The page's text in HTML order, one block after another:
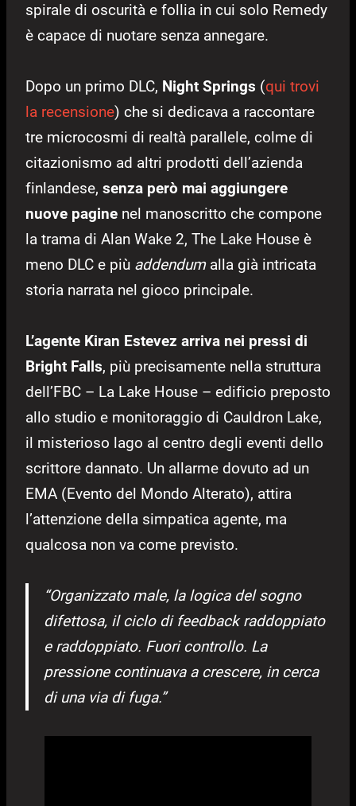
spirale di oscurità e follia in cui solo Remedy
è capace di nuotare senza annegare.
Dopo un primo DLC, Night Springs (qui trovi
la recensione) che si dedicava a raccontare
tre microcosmi di realtà parallele, colme di
citazionismo ad altri prodotti dell’azienda
finlandese, senza però mai aggiungere
nuove pagine nel manoscritto che compone
la trama di Alan Wake 2, The Lake House è
meno DLC e più addendum alla già intricata
storia narrata nel gioco principale.
L’agente Kiran Estevez arriva nei pressi di
Bright Falls, più precisamente nella struttura
dell’FBC – La Lake House – edificio preposto
allo studio e monitoraggio di Cauldron Lake,
il misterioso lago al centro degli eventi dello
scrittore dannato. Un allarme dovuto ad un
EMA (Evento del Mondo Alterato), attira
l’attenzione della simpatica agente, ma
qualcosa non va come previsto.
“Organizzato male, la logica del sogno
difettosa, il ciclo di feedback raddoppiato
e raddoppiato. Fuori controllo. La
pressione continuava a crescere, in cerca
di una via di fuga.”